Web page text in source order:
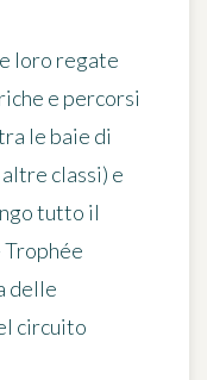
loro regate
e percorsi
le baie di
classi) e
tutto il
delle
circuito